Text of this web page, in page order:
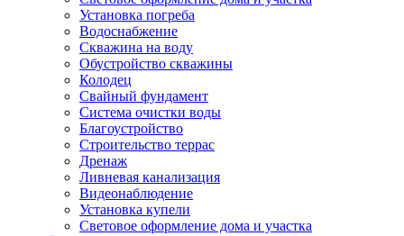
Установка погреба
Водоснабжение
Скважина на воду
Обустройство скважины
Колодец
Свайный фундамент
Система очистки воды
Благоустройство
Строительство террас
Дренаж
Ливневая канализация
Видеонаблюдение
Установка купели
Световое оформление дома и участка